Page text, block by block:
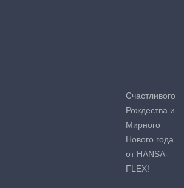
Счастливого
Рождества и
Мирного
Нового года
от HANSA-
FLEX!